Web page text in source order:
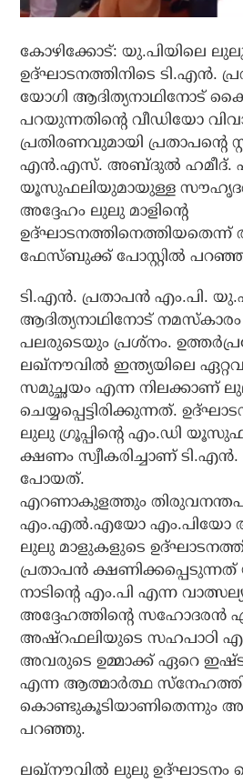
കോഴിക്കോട്: യു.പിയിലെ
ഉദ്ഘാടനത്തിനിടെ ടി.എന്‍.
യോഗി ആദിത്യനാഥിനോട് കൈ
പറയുന്നതിന്റെ വീഡിയോ
പ്രതിരണവുമായി പ്രതാപന്റെ
എന്‍.എസ്. അബ്ദുല്‍ ഹമീദ്.
യൂസുഫലിയുമായുള്ള
അദ്ദേഹം ലുലു മാളിന്റെ
ഫേസ്ബുക്ക് പോസ്റ്റില്‍
ടി.എന്‍. പ്രതാപന്‍ എം.പി.
ആദിത്യനാഥിനോട്
പലരുടെയും പ്രശ്‌നം.
ലഖ്‌നൗവില്‍ ഇന്ത്യയിലെ
സമുച്ഛയം എന്ന നിലക്കാണ്
ചെയ്യപ്പെട്ടിരിക്കുന്നത്.
ലുലു ഗ്രൂപ്പിന്റെ എം.ഡി
ക്ഷണം സ്വീകരിച്ചാണ് ടി.എന്‍.
പോയത്.
എറണാകുളത്തും
എം.എല്‍.എയോ എം.പിയോ
ലുലു മാളുകളുടെ
പ്രതാപന്‍
നാടിന്റെ എം.പി എന്ന
അദ്ദേഹത്തിന്റെ സഹോദരന്‍
അഷ്‌റഫലിയുടെ സഹപാഠി
അവരുടെ ഉമ്മാക്ക് ഏറെ
എന്ന ആത്മാര്‍ത്ഥ
കൊണ്ടുകൂടിയാണിതെന്നും
പറഞ്ഞു.
ലഖ്നൗവില്‍ ലുലു ഉദ്ഘാടനം